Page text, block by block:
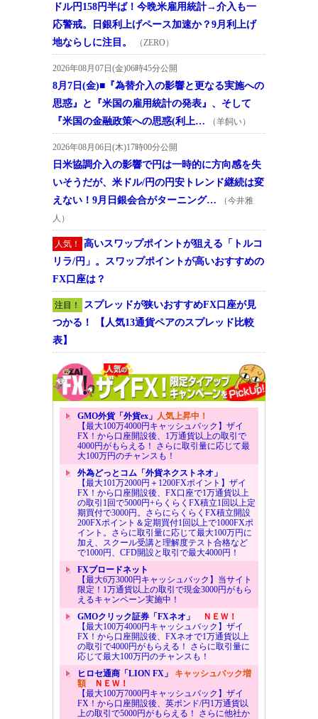
ドル円158円半ば！今晩米雇用統計→介入も一
応警戒。日銀利上げペース加速か？9月利上げ
地ならしに注目。
（ZERO）
2026年08月07日(金)06時45分公開
8月7日(金)■『為替介入の影響と更なる実施への
思惑』と『米国の雇用統計の発表』、そして
『米国の金融政策への思惑(利上…
（羊飼い）
2026年08月06日(木)17時00分公開
日米協調介入の影響で円は一時的に方向感を失
いそうだが、米ドル/円の円安トレンド継続は変
えない！9月日銀会合がターニング…
（今井雅
人）
人気！
高いスワップポイントが狙える「トルコ
リラ/円」。スワップポイントが高いおすすめの
FX口座は？
注目！
スプレッドが狭いおすすめFX口座が見
つかる！ 【人気13通貨ペアのスプレッド比較
表】
GMO外貨「外貨ex」 人気上昇中！
【最大100万4000円キャッシュバック】ザイ
FX！から口座開設後、1万通貨以上の取引で
4000円がもらえる！ さらに取引量に応じて最
大100万円のチャンスも！
外為どっとコム「外貨ネクストネオ」
【最大101万2000円＋1200FXポイント】ザイ
FX！から口座開設後、FX口座で1万通貨以上
の取引1回で5000円+らくらくFX積立1回以上定
期買付で3000円。さらにらくらくFX積立開設
200FXポイント＆定期買付1回以上で1000FXポ
イント。さらに取引量に応じて最大100万円に
加え、スクール受講と理解度テスト合格など
で1000円、CFD開設と取引で最大4000円！
FXブロードネット
【最大6万3000円キャッシュバック】当サイト
限定！1万通貨以上の取引で現金3000円がもら
えるキャンペーン実施中！
GMOクリック証券「FXネオ」
ＮＥＷ！
【最大100万4000円キャッシュバック】ザイ
FX！から口座開設後、FXネオで1万通貨以上
の取引で4000円がもらえる！ さらに取引量に
応じて最大100万円のチャンスも！
ヒロセ通商「LION FX」 キャッシュバック増
額ＮＥＷ！
【最大100万7000円キャッシュバック】ザイ
FX！から口座開設後、英ポンド/円1万通貨以
上の取引で5000円がもらえる！ さらに他社か